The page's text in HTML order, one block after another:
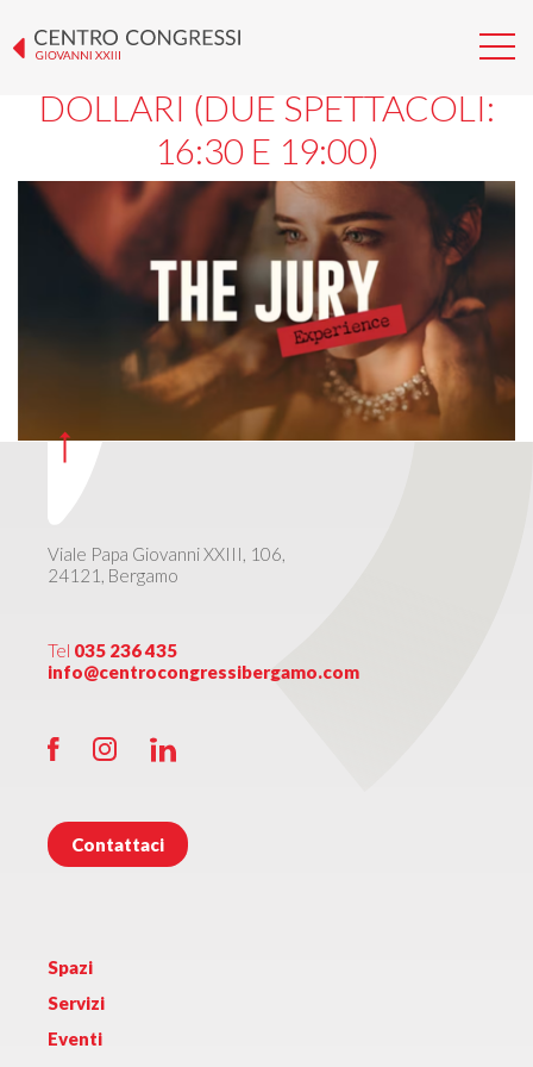
THE JURY EXPERIENCE: IL
FURTO DA 20 MILIONI DI
DOLLARI (DUE SPETTACOLI:
16:30 E 19:00)
Viale Papa Giovanni XXIII, 106,
24121, Bergamo
Tel 035 236 435
info@centrocongressibergamo.com
Contattaci
Spazi
Servizi
Eventi